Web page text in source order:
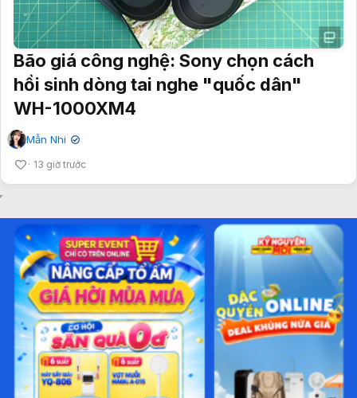
Bão giá công nghệ: Sony chọn cách
hồi sinh dòng tai nghe "quốc dân"
WH-1000XM4
Mẫn Nhi ✔
13 giờ trước